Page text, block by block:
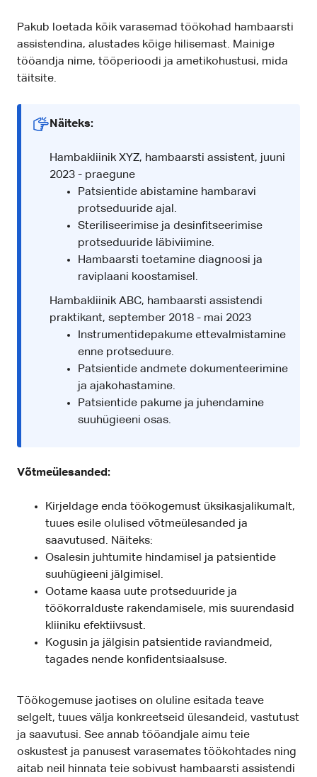
Pakub loetada kõik varasemad töökohad hambaarsti
assistendina, alustades kõige hilisemast. Mainige
tööandja nime, tööperioodi ja ametikohustusi, mida
täitsite.
Näiteks:
Hambakliinik XYZ, hambaarsti assistent, juuni
2023 - praegune
Patsientide abistamine hambaravi
protseduuride ajal.
Steriliseerimise ja desinfitseerimise
protseduuride läbiviimine.
Hambaarsti toetamine diagnoosi ja
raviplaani koostamisel.
Hambakliinik ABC, hambaarsti assistendi
praktikant, september 2018 - mai 2023
Instrumentidepakume ettevalmistamine
enne protseduure.
Patsientide andmete dokumenteerimine
ja ajakohastamine.
Patsientide pakume ja juhendamine
suuhügieeni osas.
Võtmeülesanded:
Kirjeldage enda töökogemust üksikasjalikumalt,
tuues esile olulised võtmeülesanded ja
saavutused. Näiteks:
Osalesin juhtumite hindamisel ja patsientide
suuhügieeni jälgimisel.
Ootame kaasa uute protseduuride ja
töökorralduste rakendamisele, mis suurendasid
kliiniku efektiivsust.
Kogusin ja jälgisin patsientide raviandmeid,
tagades nende konfidentsiaalsuse.
Töökogemuse jaotises on oluline esitada teave
selgelt, tuues välja konkreetseid ülesandeid, vastutust
ja saavutusi. See annab tööandjale aimu teie
oskustest ja panusest varasemates töökohtades ning
aitab neil hinnata teie sobivust hambaarsti assistendi